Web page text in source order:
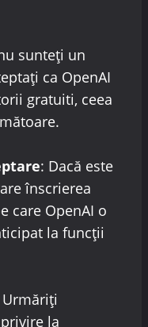
sunteți un
ca OpenAI
gratuiti, ceea
: Dacă este
înscrierea
care OpenAI o
la funcții
Urmăriți
la